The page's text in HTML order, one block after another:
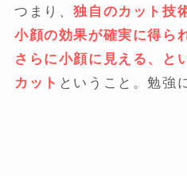
つまり、独自のカット技
小顔の効果が確実に得ら
さらに小顔に見える、と
カット ということ。勉強